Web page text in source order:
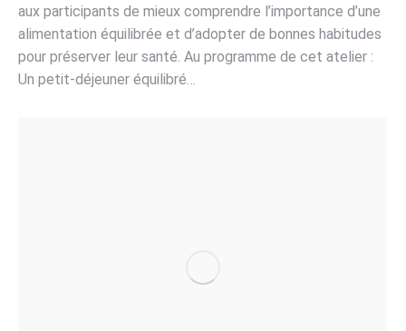
aux participants de mieux comprendre l’importance d’une
alimentation équilibrée et d’adopter de bonnes habitudes
pour préserver leur santé. Au programme de cet atelier :
Un petit-déjeuner équilibré…